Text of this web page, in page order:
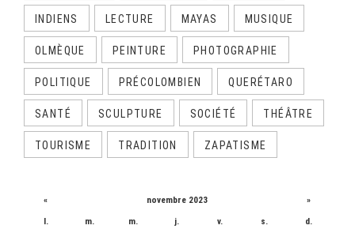
INDIENS LECTURE MAYAS MUSIQUE
OLMÈQUE PEINTURE PHOTOGRAPHIE
POLITIQUE PRÉCOLOMBIEN QUERÉTARO
SANTÉ SCULPTURE SOCIÉTÉ THÉÂTRE
TOURISME TRADITION ZAPATISME
« novembre 2023 »
l. m. m. j. v. s. d.